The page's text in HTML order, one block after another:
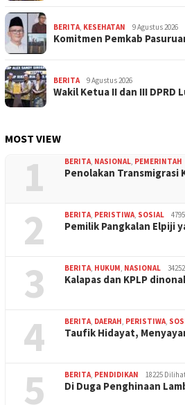
BERITA, KESEHATAN 9 Agustus 2026
Komitmen Pemkab
BERITA 9 Agustus 2026
Wakil Ketua II dan III DPRD
MOST VIEW
1 BERITA, NASIONAL, PEMERINTAH
Penolakan Transmigrasi
2 BERITA, PERISTIWA, SOSIAL
Pemilik Pangkalan Elpiji
3 BERITA, HUKUM, NASIONAL
Kalapas dan KPLP
4 BERITA, DAERAH, PERISTIWA,
Taufik Hidayat,
5 BERITA, PENDIDIKAN 18225
Di Duga Penghinaan